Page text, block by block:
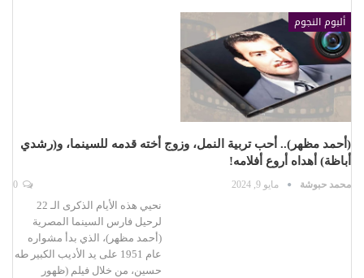
ألبوم النجوم
(أحمد مظهر).. أحب تربية النمل، وزوج أخته قدمه للسينما، و(رشدي
أباظة) أهداه أروع أفلامه!
محمد حبوشة مايو 9, 2024
نحيي هذه الأيام الذكرى الـ 22
لرحيل فارس السينما المصرية
(أحمد مظهر)، الذي بدأ مشواره
عام 1951 على يد الأديب الكبير طه
حسين، من خلال فيلم (ظهور